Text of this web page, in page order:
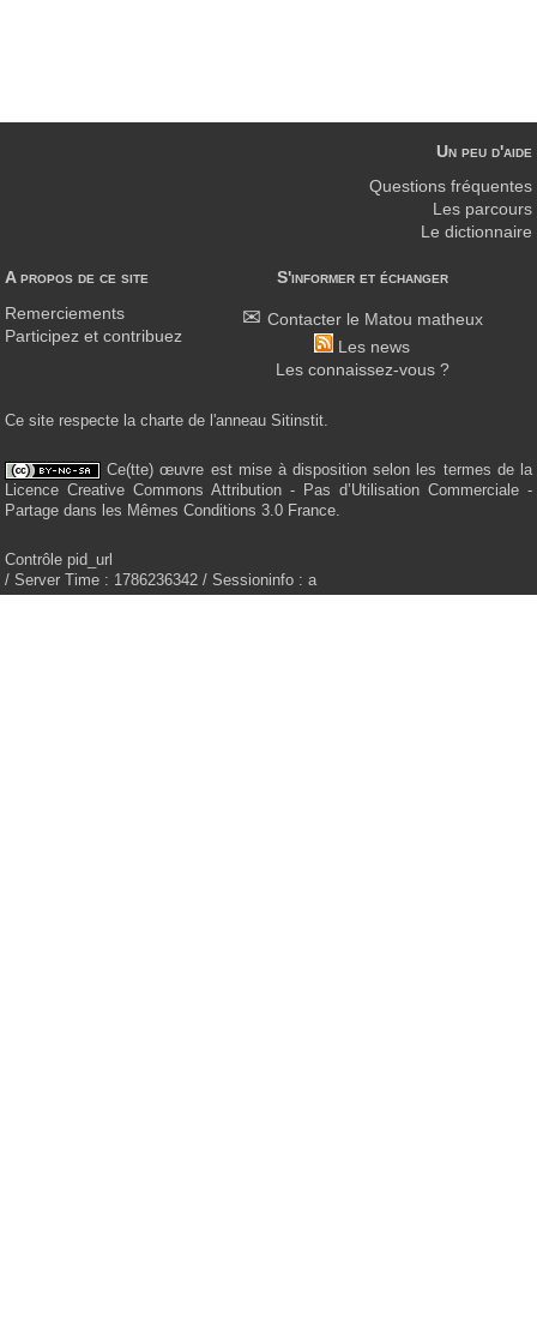
A propos de ce site
Remerciements
Participez et contribuez
S'informer et échanger
Contacter le Matou matheux
Les news
Les connaissez-vous ?
Un peu d'aide
Questions fréquentes
Les parcours
Le dictionnaire
Ce site respecte la charte de l'anneau Sitinstit.
Ce(tte) œuvre est mise à disposition selon les termes de la
Licence Creative Commons Attribution - Pas d’Utilisation Commerciale -
Partage dans les Mêmes Conditions 3.0 France.
Contrôle pid_url
/ Server Time : 1786236342 / Sessioninfo : a